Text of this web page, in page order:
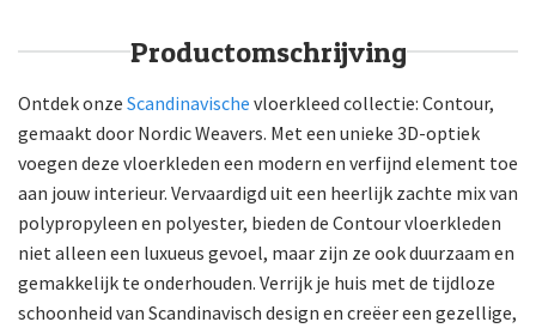
Productomschrijving
Ontdek onze Scandinavische vloerkleed collectie: Contour,
gemaakt door Nordic Weavers. Met een unieke 3D-optiek
voegen deze vloerkleden een modern en verfijnd element toe
aan jouw interieur. Vervaardigd uit een heerlijk zachte mix van
polypropyleen en polyester, bieden de Contour vloerkleden
niet alleen een luxueus gevoel, maar zijn ze ook duurzaam en
gemakkelijk te onderhouden. Verrijk je huis met de tijdloze
schoonheid van Scandinavisch design en creëer een gezellige,